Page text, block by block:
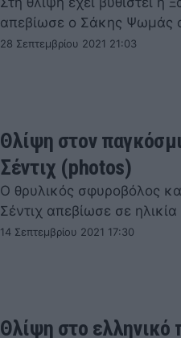
απεβίωσε ο Σάκης Ψωμάς
28 Σεπτεμβρίου 2021 21:03
Θλίψη στον
Σέντιχ (photos)
Ο θρυλικός σφυροβόλος
Σέντιχ απεβίωσε σε
14 Σεπτεμβρίου 2021 17:30
Θλίψη στο